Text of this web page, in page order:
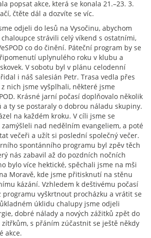
popsat akce, která se konala 21.–23. 3.
čtěte dál a dozvíte se víc.
odjeli do lesů na Vysočinu, abychom
strávili celý víkend s ostatními,
co do činění. Páteční program by se
uplynulého roku v klubu a
V sobotu byl v plánu celodenní
i náš salesián Petr. Trasa vedla přes
nich jsme vyšplhali, některé jsme
Krásné jarní počasí doplňovalo několik
ty se postaraly o dobrou náladu skupiny.
na každém kroku. V cíli jsme se
nad nedělním evangeliem, a poté
večeři a užít si poslední společný večer.
spontánního programu byl zpěv těch
nás zabavil až do pozdních nočních
bylo více hektické, spěchali jsme na mši
Moravě, kde jsme přitisknutí na stěnu
kázání. Vzhledem k deštivému počasí
programu vyškrtnout procházku a vrátit se
úklidu chalupy jsme odjeli
dobré nálady a nových zážitků zpět do
zítřkům, s přáním zúčastnit se ještě někdy
akce.